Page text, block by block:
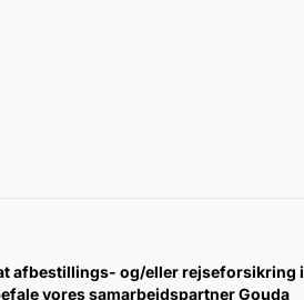
afbestillings- og/eller rejseforsikring i
vores samarbejdspartner Gouda